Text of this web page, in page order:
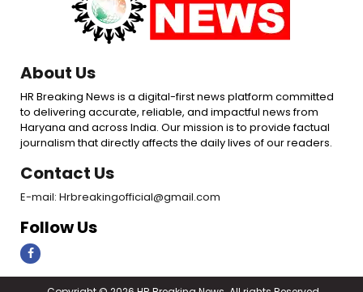
About Us
HR Breaking News is a digital-first news platform committed
to delivering accurate, reliable, and impactful news from
Haryana and across India. Our mission is to provide factual
journalism that directly affects the daily lives of our readers.
Contact Us
E-mail: Hrbreakingofficial@gmail.com
Follow Us